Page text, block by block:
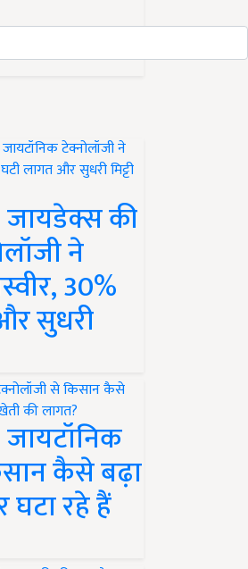
जायडेक्स की
ने
30%
सुधरी
कैसे बढ़ा
घटा रहे हैं